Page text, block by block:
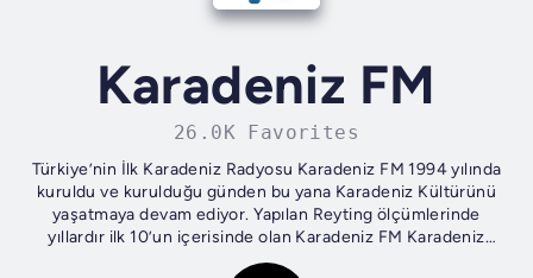
Karadeniz FM
26.0K Favorites
Türkiye’nin İlk Karadeniz Radyosu Karadeniz FM 1994 yılında
kuruldu ve kurulduğu günden bu yana Karadeniz Kültürünü
yaşatmaya devam ediyor. Yapılan Reyting ölçümlerinde
yıllardır ilk 10’un içerisinde olan Karadeniz FM Karadeniz
Müziğin in yanı sıra en...